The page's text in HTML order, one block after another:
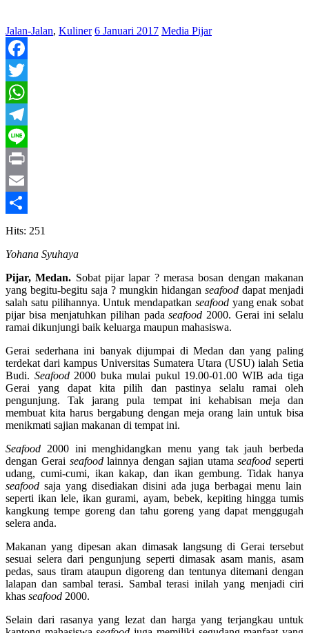
Jalan-Jalan, Kuliner 6 Januari 2017 Media Pijar
Facebook
Twitter
WhatsApp
Telegram
Line
Print
Email
Share
Hits: 251
Yohana Syuhaya
Pijar, Medan. Sobat pijar lapar ? merasa bosan dengan makanan
yang begitu-begitu saja ? mungkin hidangan seafood dapat menjadi
salah satu pilihannya. Untuk mendapatkan seafood yang enak sobat
pijar bisa menjatuhkan pilihan padaseafood 2000. Gerai ini selalu
ramai dikunjungi baik keluarga maupun mahasiswa.
Gerai sederhana ini banyak dijumpai di Medan dan yang paling
terdekat dari kampus Universitas Sumatera Utara (USU) ialah Setia
Budi. Seafood2000 buka mulai pukul 19.00-01.00 WIB ada tiga
Gerai yang dapat kita pilih dan pastinya selalu ramai oleh
pengunjung. Tak jarang pula tempat ini kehabisan meja dan
membuat kita harus bergabung dengan meja orang lain untuk bisa
menikmati sajian makanan di tempat ini.
Seafood 2000 ini menghidangkan menu yang tak jauh berbeda
dengan Gerai seafoodlainnya dengan sajian utamaseafood seperti
udang, cumi-cumi, ikan kakap, dan ikan gembung. Tidak hanya
seafood saja yang disediakan disini ada juga berbagai menu lain
seperti ikan lele, ikan gurami, ayam, bebek, kepiting hingga tumis
kangkung tempe goreng dan tahu goreng yang dapat menggugah
selera anda.
Makanan yang dipesan akan dimasak langsung di Gerai tersebut
sesuai selera dari pengunjung seperti dimasak asam manis, asam
pedas, saus tiram ataupun digoreng dan tentunya ditemani dengan
lalapan dan sambal terasi. Sambal terasi inilah yang menjadi ciri
khas seafood 2000.
Selain dari rasanya yang lezat dan harga yang terjangkau untuk